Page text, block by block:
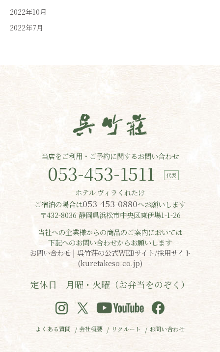
2022年10月
2022年7月
当店をご利用・ご予約に関するお問い合わせ
053-453-1511
ホテル ヴィラくれたけ
ご宿泊の場合は053-453-0880へお願いします
〒432-8036 静岡県浜松市中央区東伊場1-1-26
当社への企業様からの商品のご案内においては
下記へのお問い合わせからお願いします
お問い合わせ | 呉竹荘の公式WEBサイト/採用サイト
(kuretakeso.co.jp)
定休日 月曜・火曜（お弁当をのぞく）
よくある質問 会社概要 リクルート お問い合わせ